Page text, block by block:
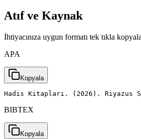
Atıf ve Kaynak
İhtiyacınıza uygun formatı tek tıkla
APA
Kopyala
Hadis Kitapları. (2026).
BIBTEX
Kopyala